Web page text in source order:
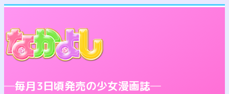
─毎月3日頃発売の少女漫画誌─